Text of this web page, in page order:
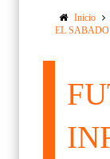
Inicio
EL